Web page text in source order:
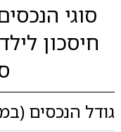
סוגי
חיסכון
גודל הנכסים